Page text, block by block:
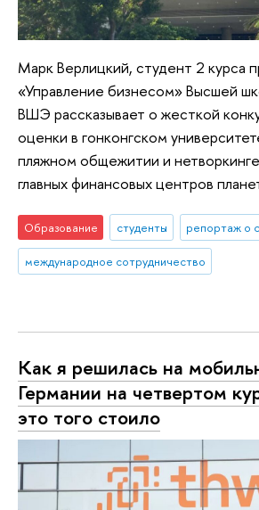
Марк Верлицкий, студент 2 курса
«Управление бизнесом» Высшей
ВШЭ рассказывает о жесткой
оценки в гонконгском
пляжном общежитии и
главных финансовых центров
Образование студенты репортаж о
международное сотрудничество
Как я решилась на
Германии на четвертом
это того стоило